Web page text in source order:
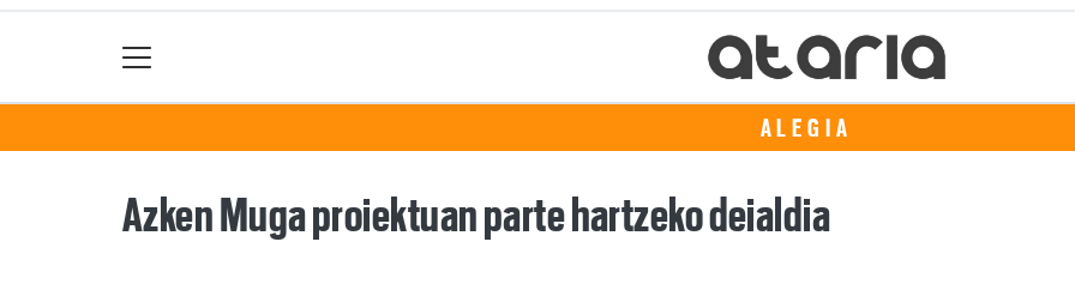
ALEGIA
Azken Muga proiektuan parte hartzeko deialdia